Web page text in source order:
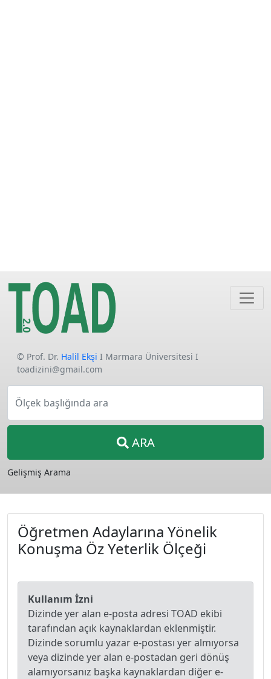
© Prof. Dr. Halil Ekşi I Marmara Üniversitesi I
toadizini@gmail.com
Ölçek başlığında ara
ARA
Gelişmiş Arama
Öğretmen Adaylarına Yönelik
Konuşma Öz Yeterlik Ölçeği
Kullanım İzni
Dizinde yer alan e-posta adresi TOAD ekibi
tarafından açık kaynaklardan eklenmiştir.
Dizinde sorumlu yazar e-postası yer almıyorsa
veya dizinde yer alan e-postadan geri dönüş
alamıyorsanız başka kaynaklardan diğer e-